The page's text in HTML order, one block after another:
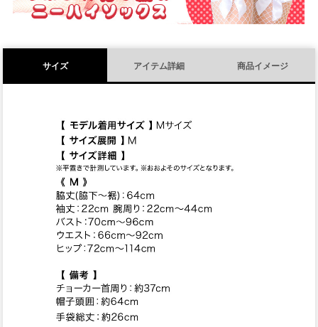
サイズ アイテム詳細 商品イメージ